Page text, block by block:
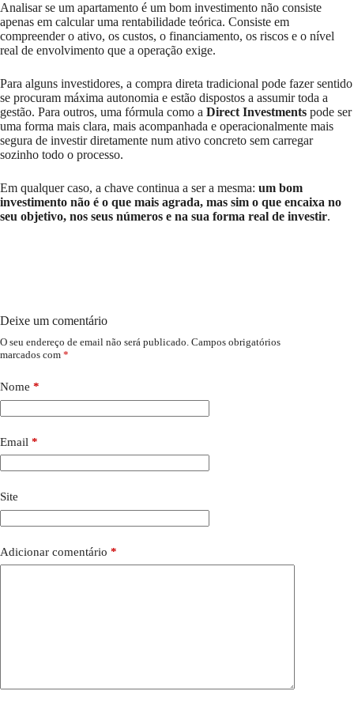
Analisar se um apartamento é um bom investimento não consiste
apenas em calcular uma rentabilidade teórica. Consiste em
compreender o ativo, os custos, o financiamento, os riscos e o nível
real de envolvimento que a operação exige.
Para alguns investidores, a compra direta tradicional pode fazer sentido
se procuram máxima autonomia e estão dispostos a assumir toda a
gestão. Para outros, uma fórmula como a Direct Investments pode ser
uma forma mais clara, mais acompanhada e operacionalmente mais
segura de investir diretamente num ativo concreto sem carregar
sozinho todo o processo.
Em qualquer caso, a chave continua a ser a mesma: um bom
investimento não é o que mais agrada, mas sim o que encaixa no
seu objetivo, nos seus números e na sua forma real de investir.
Deixe um comentário
O seu endereço de email não será publicado. Campos obrigatórios
marcados com *
Nome *
Email *
Site
Adicionar comentário *